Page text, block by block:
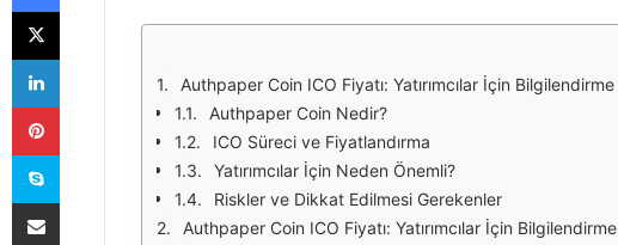
Authpaper Coin ICO Fiyatı: Yatırımcılar İçin Bilgilendirme
Authpaper Coin Nedir?
ICO Süreci ve Fiyatlandırma
Yatırımcılar İçin Neden Önemli?
Riskler ve Dikkat Edilmesi Gerekenler
Authpaper Coin ICO Fiyatı: Yatırımcılar İçin Bilgilendirme
X
LinkedIn
Pinterest
Skype
E-Posta ile paylaş